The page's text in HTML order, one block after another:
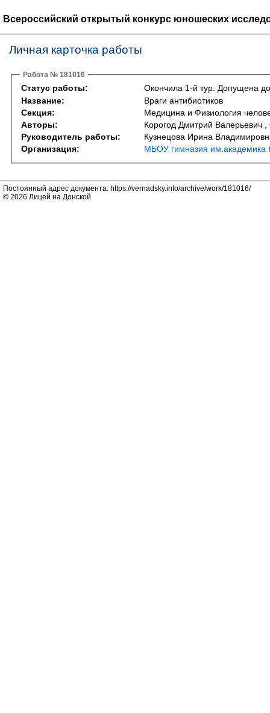
Всероссийский открытый конкурс юношеских
Личная карточка работы
Работа № 181016
Статус работы:
Окончила 1-й тур. Допущена
Название:
Враги антибиотиков
Секция:
Медицина и Физиология
Авторы:
Корогод Дмитрий Валерьевич
Руководитель работы:
Кузнецова Ирина
Организация:
МБОУ гимназия им.академика
Постоянный адрес документа: https://vernadsky.info/archive/work/181016/
© 2026 Лицей на Донской